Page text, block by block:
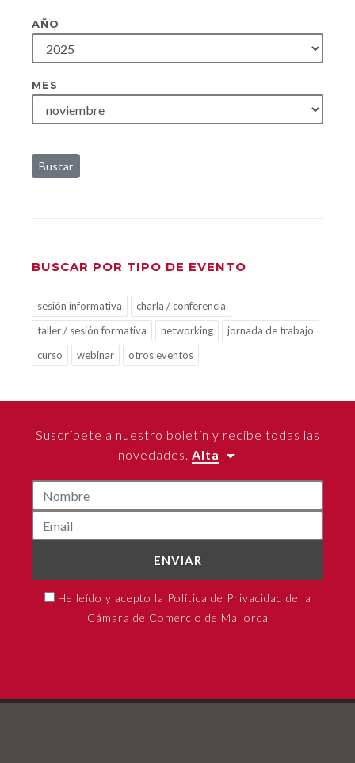
AÑO
MES
Buscar
BUSCAR POR TIPO DE EVENTO
sesión informativa
charla / conferencia
taller / sesión formativa
networking
jornada de trabajo
curso
webinar otros eventos
Suscríbete a nuestro boletín y recibe todas las
novedades. Alta
ENVIAR
He leído y acepto la Política de Privacidad de la
Cámara de Comercio de Mallorca